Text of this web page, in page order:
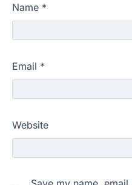
Name *
Email *
Website